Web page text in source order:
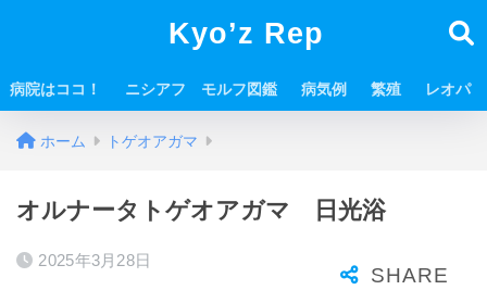
Kyo’z Rep
病院はココ！ ニシアフ モルフ図鑑 病気例 繁殖 レオパ
ホーム トゲオアガマ
オルナータトゲオアガマ 日光浴
2025年3月28日